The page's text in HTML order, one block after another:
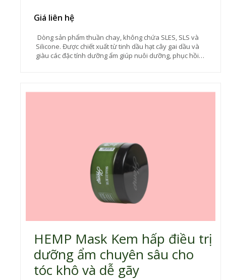
Giá liên hệ
Dòng sản phẩm thuần chay, không chứa SLES, SLS và
Silicone. Được chiết xuất từ tinh dầu hạt cây gai dầu và
giàu các đặc tính dưỡng ẩm giúp nuôi dưỡng, phục hồi
sấy tạo kiểu tóc.
HEMP Mask Kem hấp điều trị
dưỡng ẩm chuyên sâu cho
tóc khô và dễ gãy